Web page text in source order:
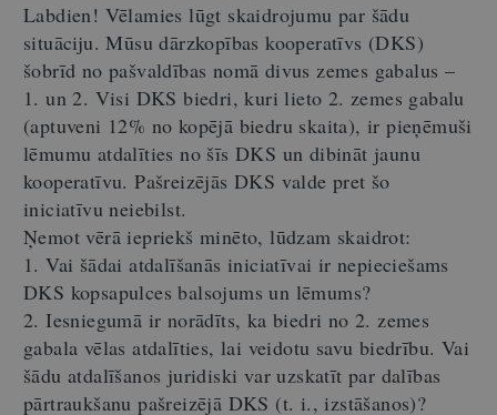
Labdien! Vēlamies lūgt skaidrojumu par šādu
situāciju. Mūsu dārzkopības kooperatīvs (DKS)
šobrīd no pašvaldības nomā divus zemes gabalus –
1. un 2. Visi DKS biedri, kuri lieto 2. zemes gabalu
(aptuveni 12% no kopējā biedru skaita), ir pieņēmuši
lēmumu atdalīties no šīs DKS un dibināt jaunu
kooperatīvu.Pašreizējās DKS valde pret šo
iniciatīvu neiebilst.
Ņemot vērā iepriekš minēto, lūdzam skaidrot:
1. Vai šādai atdalīšanās iniciatīvai ir nepieciešams
DKS kopsapulces balsojums un lēmums?
2. Iesniegumā ir norādīts, ka biedri no 2. zemes
gabala vēlas atdalīties, lai veidotu savu biedrību. Vai
šādu atdalīšanos juridiski varuzskatīt par dalības
pārtraukšanupašreizējā DKS (t. i., izstāšanos)?